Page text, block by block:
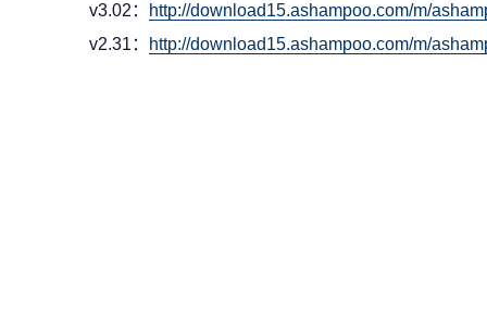
v3.02：
http://download15.ashampoo.com/m/
v2.31：
http://download15.ashampoo.com/m/